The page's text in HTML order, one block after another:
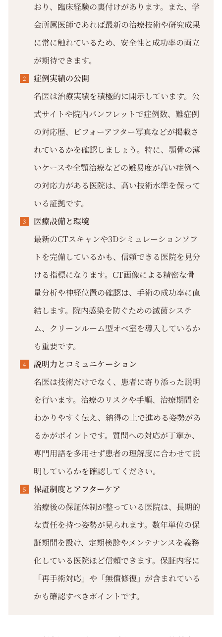
おり、臨床経験の裏付けがあります。また、学
会所属医師であれば最新の治療技術や研究成果
に常に触れているため、安全性と成功率の両立
が期待できます。
症例実績の公開
名医は治療実績を積極的に開示しています。公
式サイトや院内パンフレットで症例数、難症例
の対応歴、ビフォーアフター写真などが掲載さ
れているかを確認しましょう。特に、顎骨の薄
いケースや全顎治療などの難易度が高い症例へ
の対応力がある医院は、高い技術水準を保って
いる証拠です。
医療設備と環境
最新のCTスキャンや3Dシミュレーションソフ
トを完備しているかも、信頼できる医院を見分
ける指標になります。CT画像による精密な骨
量分析や神経位置の確認は、手術の成功率に直
結します。院内感染を防ぐための滅菌システ
ム、クリーンルーム型オペ室を導入しているか
も重要です。
説明力とコミュニケーション
名医は技術だけでなく、患者に寄り添った説明
を行います。治療のリスクや手順、治療期間を
わかりやすく伝え、納得の上で進める姿勢があ
るかがポイントです。質問への対応が丁寧か、
専門用語を多用せず患者の理解度に合わせて説
明しているかを確認してください。
保証制度とアフターケア
治療後の保証体制が整っている医院は、長期的
な責任を持つ姿勢が見られます。数年単位の保
証期間を設け、定期検診やメンテナンスを義務
化している医院ほど信頼できます。保証内容に
「再手術対応」や「無償修復」が含まれている
かも確認すべきポイントです。